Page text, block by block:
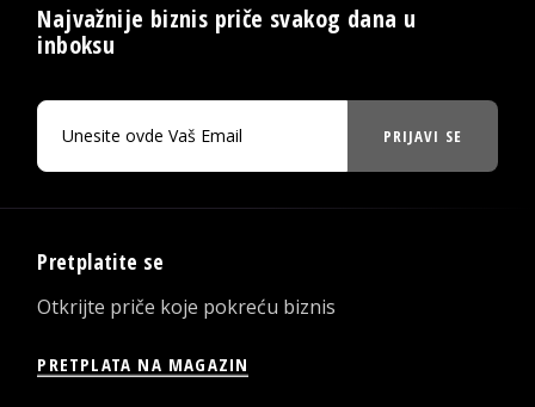
Najvažnije biznis priče svakog dana u
inboksu
PRIJAVI SE
Pretplatite se
Otkrijte priče koje pokreću biznis
PRETPLATA NA MAGAZIN